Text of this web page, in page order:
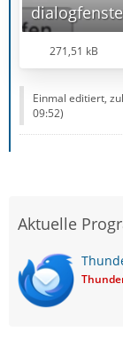
271,51 kB
Einmal editiert,
09:52)
Aktuelle